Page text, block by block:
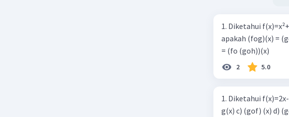
1. Diketahui f(x)=x²+2x-1,
apakah (fog)(x) = (gof)(x)? d.((fog) oh)(x) e. (fo(goh)) (x)
= (fo (goh))(x)
2 5.0
1. Diketahui
g(x) c) (gof) (x) d)